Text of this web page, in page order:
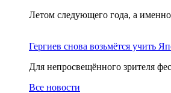
Летом следующего года, а
Гергиев снова возьмётся учить
Для непросвещённого зрителя
Все новости